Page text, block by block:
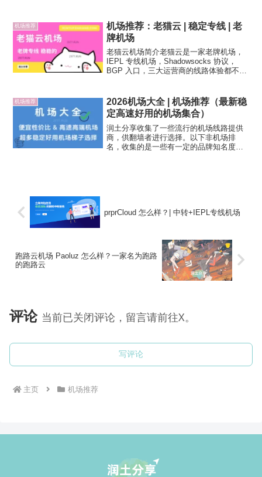
时价格也水涨船高，协议用的是 Vmess。
机场节点...
机场推荐
机场推荐：老猫云 | 稳定专线 | 老
牌机场
老猫云机场简介老猫云是一家老牌机场，
IEPL 专线机场，Shadowsocks 协议，
BGP 入口，三大运营商的线路体验都不
支持 Windows、Mac 和 Andro...
机场推荐
2026机场大全 | 机场推荐（最新稳
定高速好用的机场集合）
润土分享收集了一些流行的机场线路提供
商，供翻墙者进行选择。以下非机场排
名，收集的是一些有一定的品牌知名度，
prprCloud 怎么样？| 中转+IEPL专线机场
跑路云机场 Paoluz 怎么样？一家名为跑路
的跑路云
评论 当前已关闭评论，留言请前往X。
写评论
主页 机场推荐